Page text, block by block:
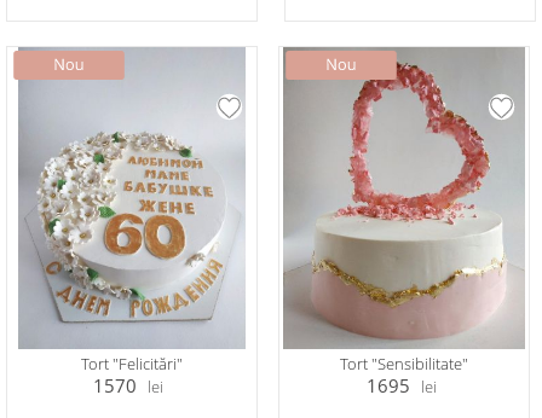
Tort "Felicitări"
1570 lei
Tort "Sensibilitate"
1695 lei